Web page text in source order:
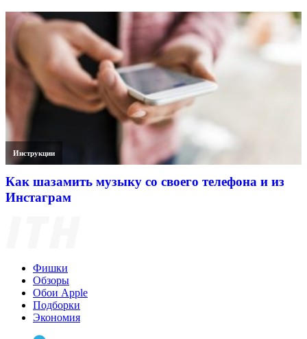
Инструкции
Как шазамить музыку со своего телефона и из
Инстаграм
Фишки
Обзоры
Обои Apple
Подборки
Экономия